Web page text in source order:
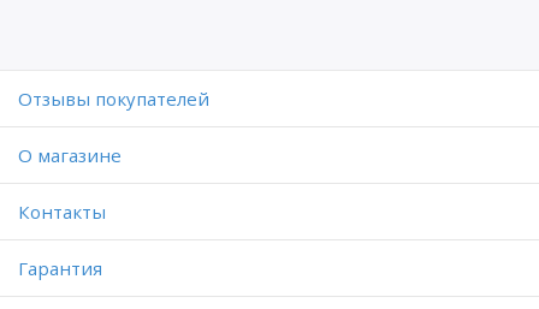
Отзывы покупателей
O магазине
Контакты
Гарантия